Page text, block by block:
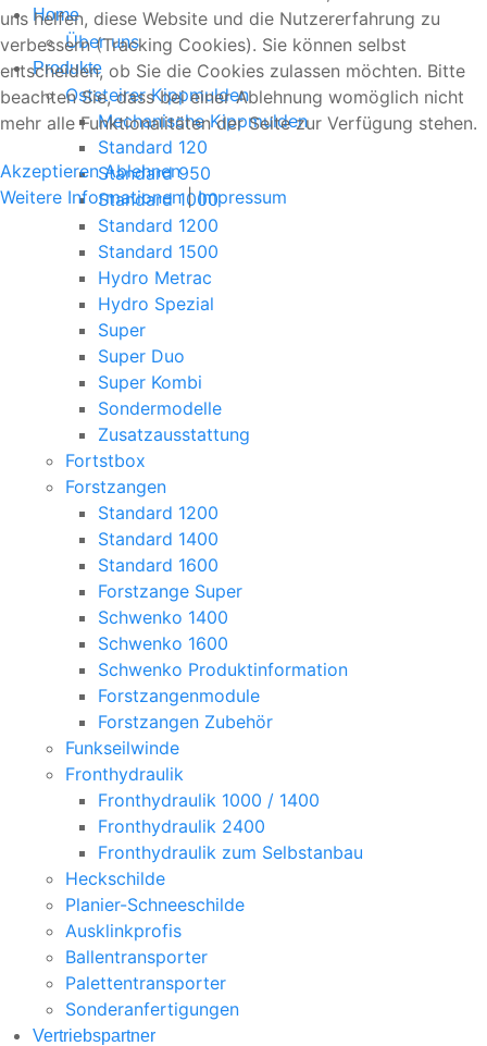
Home
Über uns
Produkte
Oststeirer Kippmulden
Mechanische Kippmulden
Standard 120
Standard 950
Standard 1000
Standard 1200
Standard 1500
Hydro Metrac
Hydro Spezial
Super
Super Duo
Super Kombi
Sondermodelle
Zusatzausstattung
Fortstbox
Forstzangen
Standard 1200
Standard 1400
Standard 1600
Forstzange Super
Schwenko 1400
Schwenko 1600
Schwenko Produktinformation
Forstzangenmodule
Forstzangen Zubehör
Funkseilwinde
Fronthydraulik
Fronthydraulik 1000 / 1400
Fronthydraulik 2400
Fronthydraulik zum Selbstanbau
Heckschilde
Planier-Schneeschilde
Ausklinkprofis
Ballentransporter
Palettentransporter
Sonderanfertigungen
Vertriebspartner
uns helfen, diese Website und die Nutzererfahrung zu
verbessern (Tracking Cookies). Sie können selbst
entscheiden, ob Sie die Cookies zulassen möchten. Bitte
beachten Sie, dass bei einer Ablehnung womöglich nicht
mehr alle Funktionalitäten der Seite zur Verfügung stehen.
Akzeptieren Ablehnen
Weitere Informationen|Impressum